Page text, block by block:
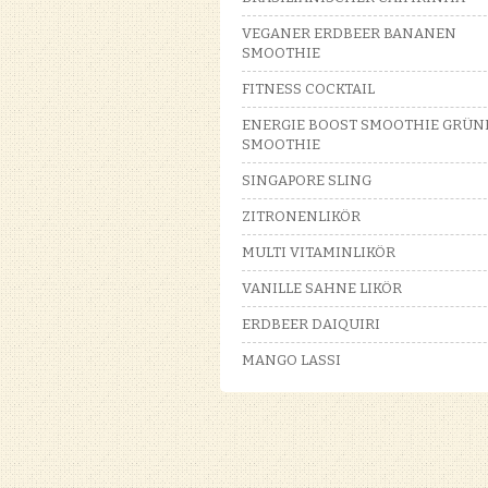
VEGANER ERDBEER BANANEN
SMOOTHIE
FITNESS COCKTAIL
ENERGIE BOOST SMOOTHIE
SMOOTHIE
SINGAPORE SLING
ZITRONENLIKÖR
MULTI VITAMINLIKÖR
VANILLE SAHNE LIKÖR
ERDBEER DAIQUIRI
MANGO LASSI